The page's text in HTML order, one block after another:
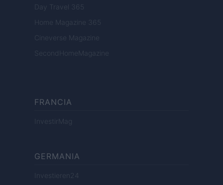
Day Travel 365
Home Magazine 365
Cineverse Magazine
SecondHomeMagazine
FRANCIA
InvestirMag
GERMANIA
Investieren24